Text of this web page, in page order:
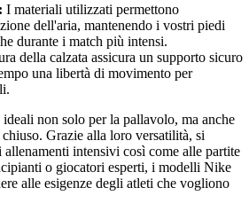
I materiali utilizzati permettono
dell'aria, mantenendo i vostri piedi
durante i match più intensi.
della calzata assicura un supporto sicuro
una libertà di movimento per
non solo per la pallavolo, ma anche
Grazie alla loro versatilità, si
allenamenti intensivi così come alle partite
o giocatori esperti, i modelli Nike
alle esigenze degli atleti che vogliono